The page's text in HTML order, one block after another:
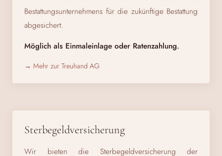
Bestattungsunternehmens für die zukünftige Bestattung
abgesichert.
Möglich als Einmaleinlage oder Ratenzahlung.
→ Mehr zur Treuhand AG
Sterbegeldversicherung
Wir bieten die Sterbegeldversicherung der